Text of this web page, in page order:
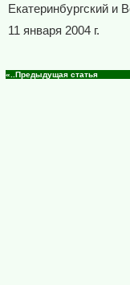
Екатеринбургский и
11 января 2004 г.
«..Предыдущая статья